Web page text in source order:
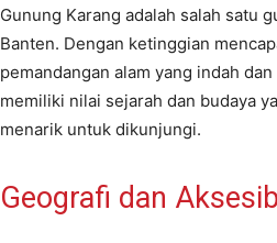
Gunung Karang adalah salah satu
Banten. Dengan ketinggian
pemandangan alam yang indah
memiliki nilai sejarah dan budaya
menarik untuk dikunjungi.
Geografi dan